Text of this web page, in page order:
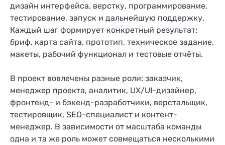
дизайн интерфейса, верстку, программирование,
тестирование, запуск и дальнейшую поддержку.
Каждый шаг формирует конкретный результат:
бриф, карта сайта, прототип, техническое задание,
макеты, рабочий функционал и тестовые отчёты.
В проект вовлечены разные роли: заказчик,
менеджер проекта, аналитик, UX/UI-дизайнер,
фронтенд- и бэкенд-разработчики, верстальщик,
тестировщик, SEO-специалист и контент-
менеджер. В зависимости от масштаба команды
одна и та же роль может совмещаться несколькими